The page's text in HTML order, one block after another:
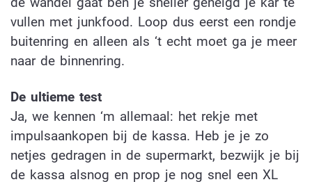
vullen met junkfood. Loop dus eerst een rondje
buitenring en alleen als ‘t echt moet ga je meer
naar de binnenring.
De ultieme test
Ja, we kennen ‘m allemaal: het rekje met
impulsaankopen bij de kassa. Heb je je zo
netjes gedragen in de supermarkt, bezwijk je bij
de kassa alsnog en prop je nog snel een XL